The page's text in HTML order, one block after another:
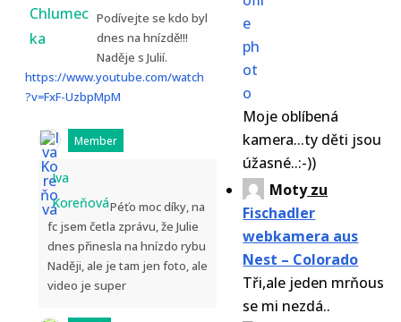
Moje oblíbená
kamera...ty děti jsou
úžasné..:-))
Motyzu
Fischadler
webkamera aus
Nest – Colorado
Tři,ale jeden mrňous
se mi nezdá..
Chlumec
ka
Podívejte se kdo byl
dnes na hnízdě!!!
Naděje s Julií.
https://www.youtube.com/watch
?v=FxF-UzbpMpM
Member
Iva
KoreňováPéťo moc díky, na
fc jsem četla zprávu, že Julie
dnes přinesla na hnízdo rybu
Naději, ale je tam jen foto, ale
video je super